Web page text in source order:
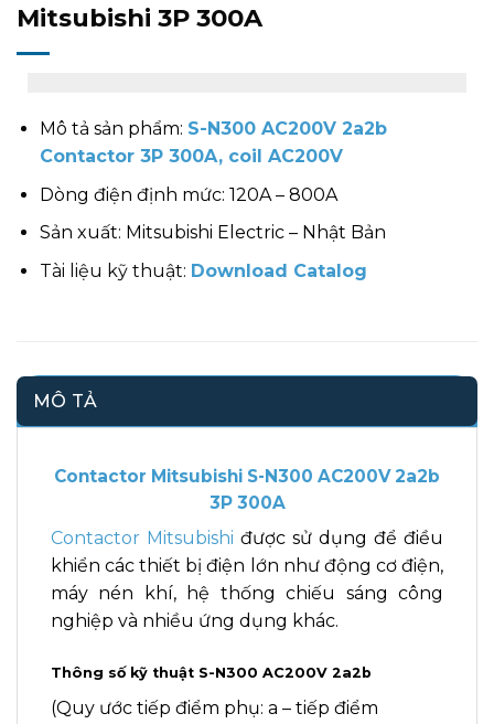
Mitsubishi 3P 300A
Mô tả sản phẩm: S-N300 AC200V 2a2b
Contactor 3P 300A, coil AC200V
Dòng điện định mức: 120A – 800A
Sản xuất: Mitsubishi Electric – Nhật Bản
Tài liệu kỹ thuật: Download Catalog
MÔ TẢ
Contactor Mitsubishi S-N300 AC200V 2a2b
3P 300A
Contactor Mitsubishi được sử dụng để điều
khiển các thiết bị điện lớn như động cơ điện,
máy nén khí, hệ thống chiếu sáng công
nghiệp và nhiều ứng dụng khác.
Thông số kỹ thuật S-N300 AC200V 2a2b
(Quy ước tiếp điểm phụ: a – tiếp điểm